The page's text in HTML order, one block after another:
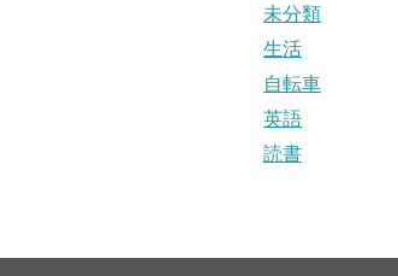
未分類
生活
自転車
英語
読書